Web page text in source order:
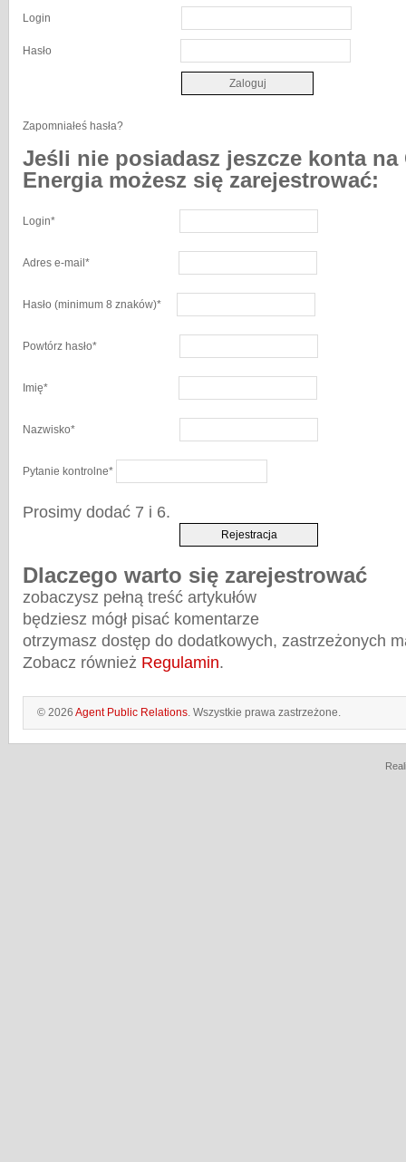
Login
Hasło
Zapomniałeś hasła?
Jeśli nie posiadasz jeszcze konta na
Energia możesz się zarejestrować:
Login*
Adres e-mail *
Hasło (minimum 8 znaków)*
Powtórz hasło*
Imię*
Nazwisko*
Pytanie kontrolne*
Prosimy dodać 7 i 6.
Dlaczego warto się zarejestrować
zobaczysz pełną treść artykułów
będziesz mógł pisać komentarze
otrzymasz dostęp do dodatkowych, zastrzeżonych
Zobacz również Regulamin.
© 2026 Agent Public Relations. Wszystkie prawa zastrzeżone.